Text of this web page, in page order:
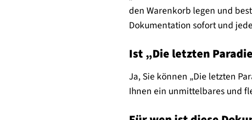
den Warenkorb legen und
Dokumentation sofort und
Ist „Die letzten
Ja, Sie können „Die letzten
Ihnen ein unmittelbares und